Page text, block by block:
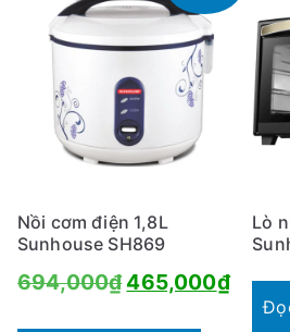
Nồi cơm điện 1,8L
Sunhouse SH869
694,000₫Giá
465,000₫Giá
hiện
Lò